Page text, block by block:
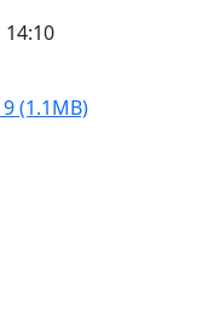
(1.1MB)